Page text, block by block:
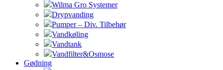
Wilma Gro Systemer
Drypvanding
Pumper – Div. Tilbehør
Vandkøling
Vandtank
Vandfilter&Osmose
Gødning